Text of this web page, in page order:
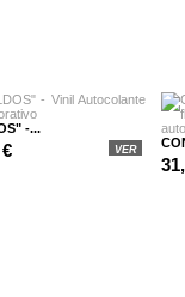
-...
VER